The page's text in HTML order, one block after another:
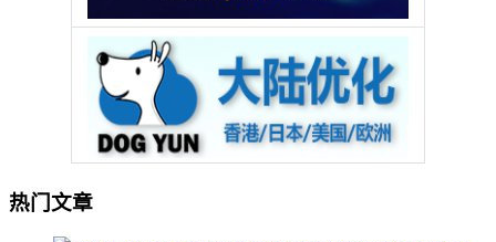
热门文章